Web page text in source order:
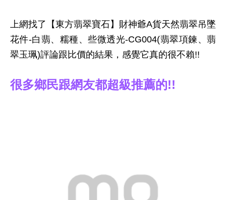
上網找了【東方翡翠寶石】財神爺A貨天然翡翠吊墜
花件-白翡、糯種、些微透光-CG004(翡翠項鍊、翡
翠玉珮)評論跟比價的結果，感覺它真的很不賴!!
很多鄉民跟網友都超級推薦的!!